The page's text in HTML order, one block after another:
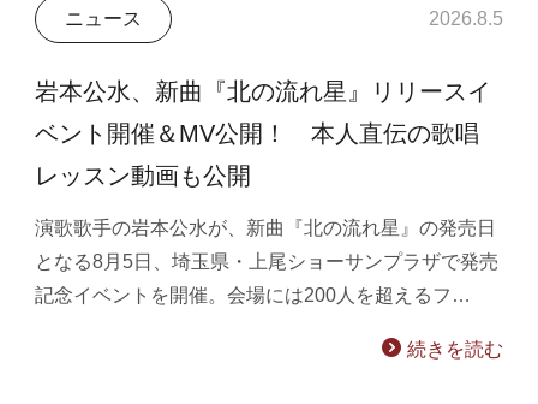
ニュース 2026.8.5
岩本公水、新曲『北の流れ星』リリースイ
ベント開催＆MV公開！ 本人直伝の歌唱
レッスン動画も公開
演歌歌手の岩本公水が、新曲『北の流れ星』の発売日
となる8月5日、埼玉県・上尾ショーサンプラザで発売
記念イベントを開催。会場には200人を超えるフ…
続きを読む